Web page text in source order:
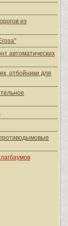
из
автоматических
отбойники для